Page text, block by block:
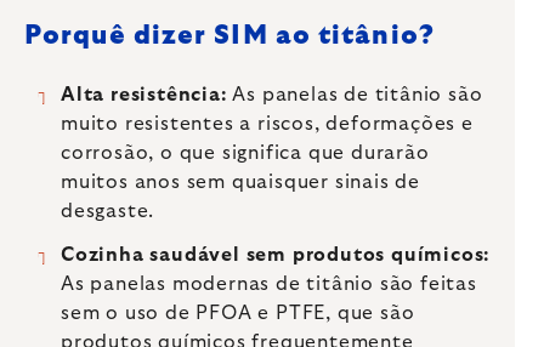
Porquê dizer SIM ao titânio?
Alta resistência: As panelas de titânio são
muito resistentes a riscos, deformações e
corrosão, o que significa que durarão
muitos anos sem quaisquer sinais de
desgaste.
Cozinha saudável sem produtos químicos:
As panelas modernas de titânio são feitas
sem o uso de PFOA e PTFE, que são
produtos químicos frequentemente